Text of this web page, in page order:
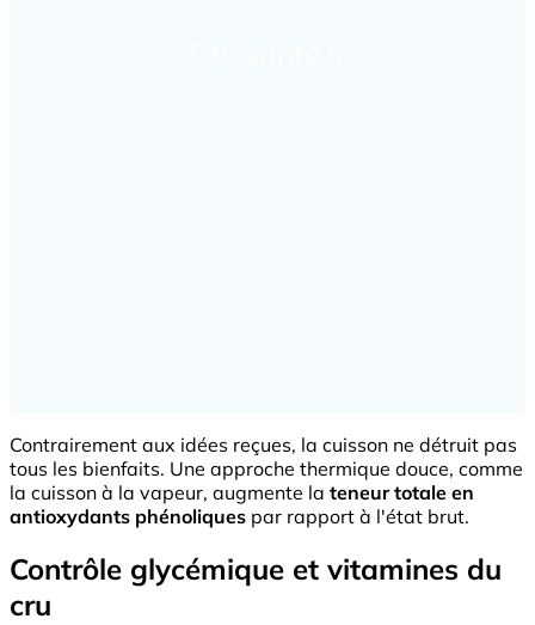
Contrairement aux idées reçues, la cuisson ne détruit pas
tous les bienfaits. Une approche thermique douce, comme
la cuisson à la vapeur, augmente la teneur totale en
antioxydants phénoliques par rapport à l'état brut.
Contrôle glycémique et vitamines du
cru